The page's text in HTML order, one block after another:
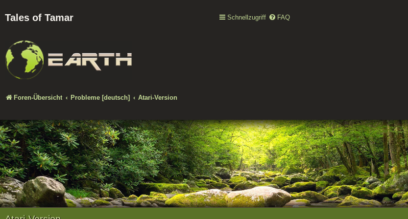
Tales of Tamar Schnellzugriff FAQ
Foren-Übersicht Probleme [deutsch] Atari-Version